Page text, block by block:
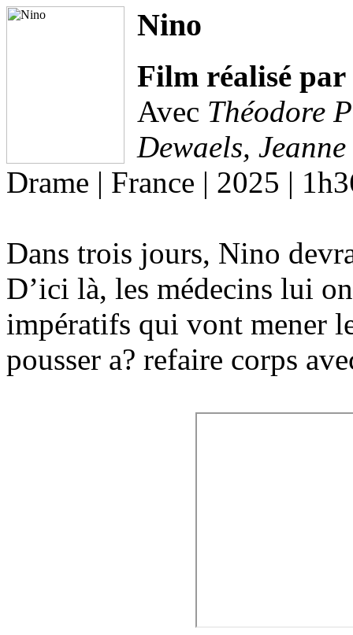
Nino
Film réalisé
Avec Théodore
Dewaels,
Drame | France | 2025 |
Dans trois jours, Nino
D’ici là, les médecins lui
impératifs qui vont mener
pousser a? refaire corps